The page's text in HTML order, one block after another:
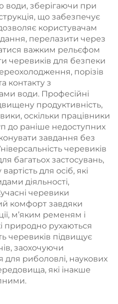
води, зберігаючи при
що забезпечує
користувачам
перелазити через
важким рельєфом
черевиків для безпеки
порізів
контакту з
води. Професійні
продуктивність,
оскільки працівники
до раніше недоступних
завдання без
черевиків
багатьох застосувань,
для осіб, які
діяльності,
черевики
комфорт завдяки
м’яким ременям і
природно рухаються
черевиків підвищує
заохочуючи
для риболовлі, наукових
які інакше